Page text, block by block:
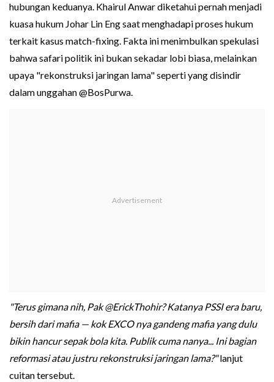
hubungan keduanya. Khairul Anwar diketahui pernah menjadi
kuasa hukum Johar Lin Eng saat menghadapi proses hukum
terkait kasus match-fixing. Fakta ini menimbulkan spekulasi
bahwa safari politik ini bukan sekadar lobi biasa, melainkan
upaya "rekonstruksi jaringan lama" seperti yang disindir
dalam unggahan @BosPurwa.
"Terus gimana nih, Pak @ErickThohir? Katanya PSSI era baru,
bersih dari mafia — kok EXCO nya gandeng mafia yang dulu
bikin hancur sepak bola kita. Publik cuma nanya... Ini bagian
reformasi atau justru rekonstruksi jaringan lama?"lanjut
cuitan tersebut.